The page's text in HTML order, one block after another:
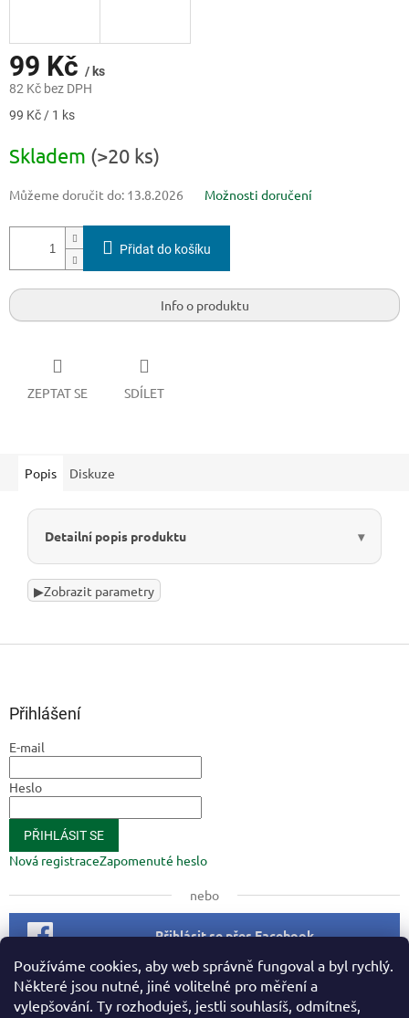
Používáme cookies, aby web správně fungoval a byl rychlý.
Některé jsou nutné, jiné volitelné pro měření a
vylepšování. Ty rozhoduješ, jestli souhlasíš, odmítneš,
99 Kč / ks
82 Kč bez DPH
Měrná
99 Kč / 1 ks
Skladem (>20 ks)
Můžeme doručit do: 13.8.2026 Možnosti doručení
Přidat do košíku
Info o produktu
ZEPTAT SE SDÍLET
Popis Diskuze
Detailní popis produktu
▶Zobrazit parametry
Přihlášení
E-mail
Heslo
PŘIHLÁSIT SE
Nová registraceZapomenuté heslo
nebo
Přihlásit se přes Facebook
Facebook